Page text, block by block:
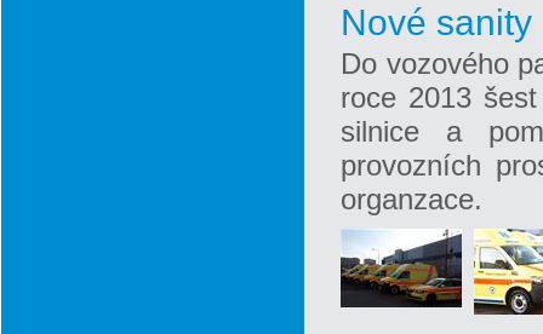
Nové sanity
Do vozového
roce 2013
silnice a
provozních
organzace.